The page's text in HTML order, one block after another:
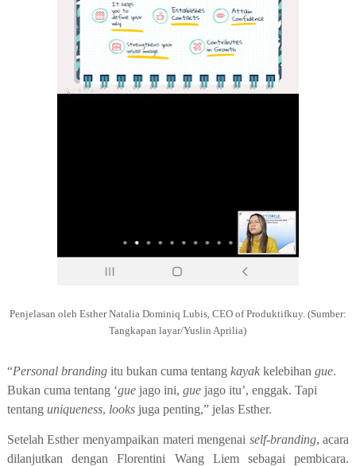
Penjelasan oleh Esther Natalia Dominiq Lubis, CEO of Produktifkuy. (Sumber:
Tangkapan layar/Yuslin Aprilia)
“Personal brandingitu bukan cuma tentang kayak kelebihan gue.
Bukan cuma tentang ‘gue jago ini, gue jago itu’, enggak. Tapi
tentang uniqueness, looks juga penting,” jelas Esther.
Setelah Esther menyampaikan materimengenai self-branding, acara
dilanjutkandengan Florentini Wang Liem sebagai pembicara.